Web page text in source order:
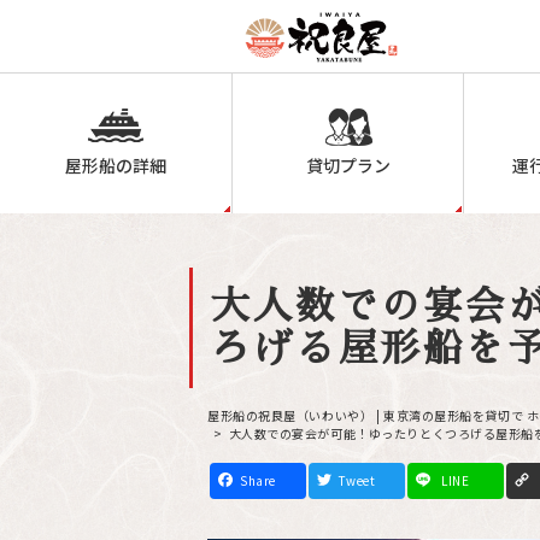
屋形船の詳細 貸切プラン 運
大人数での宴会
ろげる屋形船を
屋形船の祝良屋（いわいや） | 東京湾の屋形船を貸切で
大人数での宴会が可能！ゆったりとくつろげる屋形船
F
a
T
w
L
i